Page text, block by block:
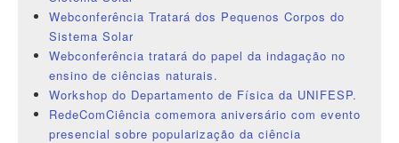
Webconferência Tratará dos Pequenos Corpos do
Sistema Solar
Webconferência tratará do papel da indagação no
ensino de ciências naturais.
Workshop do Departamento de Física da UNIFESP.
RedeComCiência comemora aniversário com evento
presencial sobre popularização da ciência